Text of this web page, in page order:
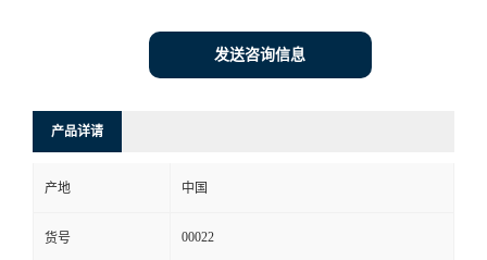
发送咨询信息
产品详请
产地 中国
货号 00022